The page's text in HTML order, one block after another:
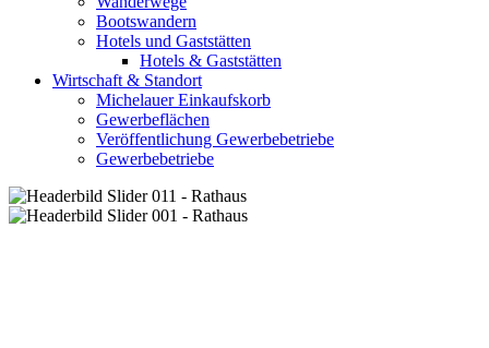
Bootswandern
Hotels und Gaststätten
Hotels & Gaststätten
Wirtschaft & Standort
Michelauer Einkaufskorb
Gewerbeflächen
Veröffentlichung Gewerbebetriebe
Gewerbebetriebe